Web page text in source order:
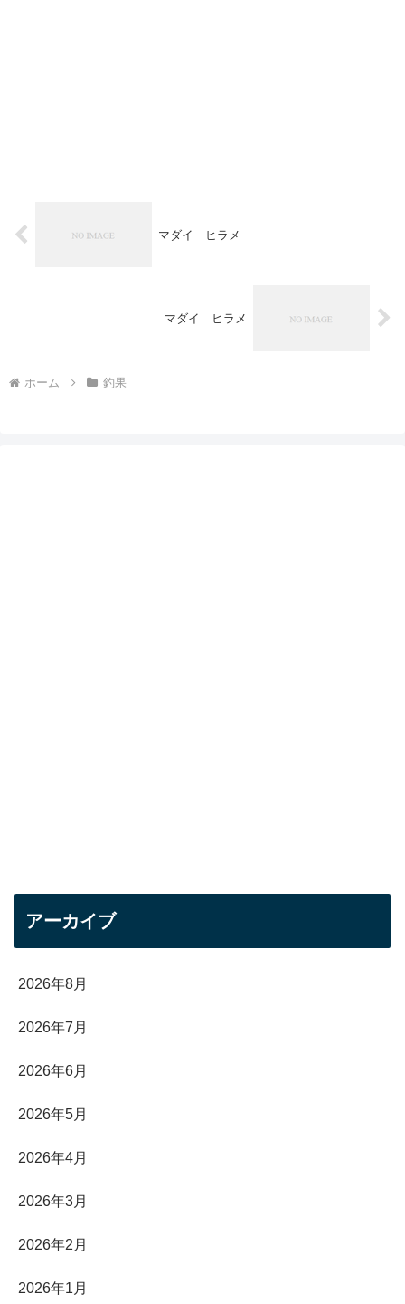
マダイ ヒラメ
マダイ ヒラメ
ホーム 釣果
アーカイブ
2026年8月
2026年7月
2026年6月
2026年5月
2026年4月
2026年3月
2026年2月
2026年1月